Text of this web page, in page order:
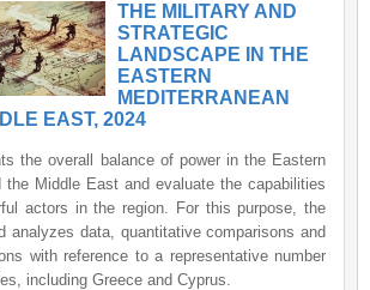
THE MILITARY AND
STRATEGIC
LANDSCAPE IN THE
EASTERN
MEDITERRANEAN
EAST, 2024
the overall balance of power in the Eastern
the Middle East and evaluate the capabilities
actors in the region. For this purpose, the
analyzes data, quantitative comparisons and
with reference to a representative number
including Greece and Cyprus.